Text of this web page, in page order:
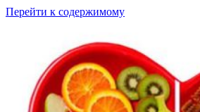
Перейти к содержимому